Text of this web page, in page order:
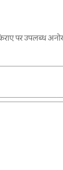
पर उपलब्ध
और डाउन 'ऐरो की'